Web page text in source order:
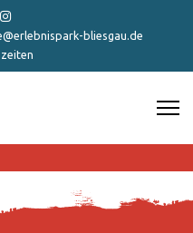
bliesgau.de